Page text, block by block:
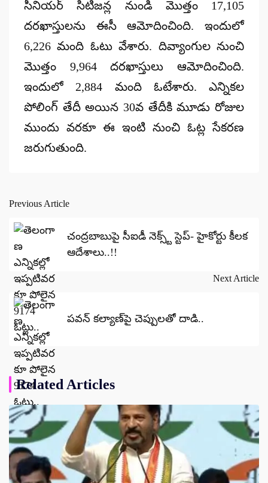
సీనియర్ సిటిజన్ల నుండి మొత్తం 17,105
దరఖాస్తులను ఈసీ ఆమోదించింది. ఇందులో
6,226 మంది ఓటు వేశారు. దివ్యాంగుల నుంచి
మొత్తం 9,964 దరఖాస్తులు ఆమోదించింది.
ఇందులో 2,884 మంది ఓటేశారు. ఎన్నికల
పోలింగ్ తేదీ అయిన 30వ తేదీకి మూడు రోజుల
ముందు వరకూ ఈ ఇంటి నుంచి ఓట్ల సేకరణ
జరుగుతుంది.
Post
navigation
Previous Article
చంద్రబాబుపై సీఐడీ నెక్స్ట్ స్టెప్- హైకోర్టు కీలక
ఆదేశాలు..!!
Next Article
పవన్ కల్యాణ్‌పై చెప్పులతో దాడి..
Related Articles